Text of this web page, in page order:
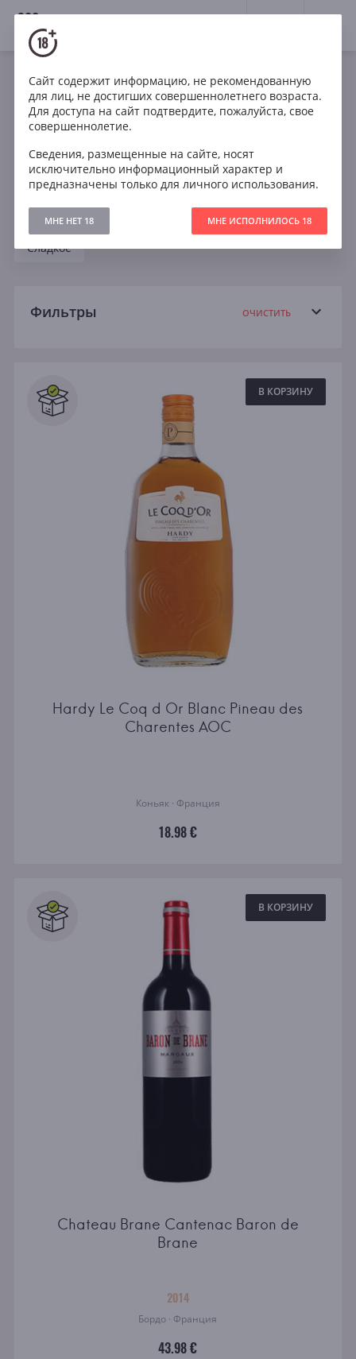
18+
Все вино Красное Розовое Белое
Пино Нуар Рислинг Совиньон Блан
Сухое Полусухое Полусладкое
Сладкое
Фильтры ОЧИСТИТЬ
Все В КОРЗИНУ
Hardy Le Coq d Or Blanc Pineau des
Charentes AOC
Коньяк · Франция
18.98 €
В КОРЗИНУ
Chateau Brane Cantenac Baron de
Brane
2014
Бордо · Франция
43.98 €
Сайт содержит информацию, не рекомендованную
для лиц, не достигших совершеннолетнего возраста.
Для доступа на сайт подтвердите, пожалуйста, свое
совершеннолетие.
Сведения, размещенные на сайте, носят
исключительно информационный характер и
предназначены только для личного использования.
МНЕ НЕТ 18 МНЕ ИСПОЛНИЛОСЬ 18